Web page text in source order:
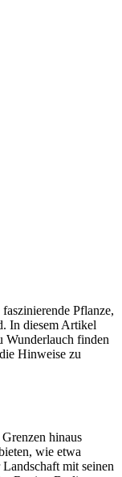
faszinierende Pflanze,
In diesem Artikel
Wunderlauch finden
Hinweise zu
hinaus
wie etwa
mit seinen